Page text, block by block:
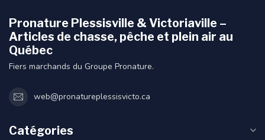
Pronature Plessisville & Victoriaville –
Articles de chasse, pêche et plein air au
Québec
Fiers marchands du Groupe Pronature.
web@pronatureplessisvicto.ca
Catégories